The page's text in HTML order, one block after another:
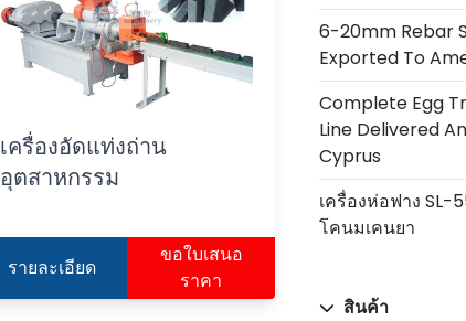
6-20mm Rebar
Exported To
Complete Egg
Line Delivered
Cyprus
เครื่องห่อฟาง
โคนมเคนยา
สินค้า
เครื่องอัดแท่งถ่าน
อุตสาหกรรม
รายละเอียด
ขอใบเสนอ
ราคา